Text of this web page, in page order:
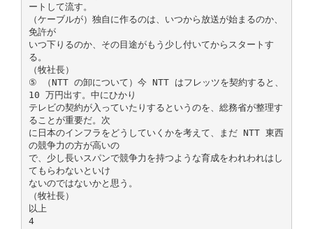
ートして流す。
（ケーブルが）独自に作るのは、いつから放送が始まるのか、
免許が
いつ下りるのか、その目途がもう少し付いてからスタートす
る。
（牧社長）
⑤ （NTT の卸について）今 NTT はフレッツを契約すると、
10 万円出す。中にひかり
テレビの契約が入っていたりするというのを、総務省が整理す
ることが重要だ。次
に日本のインフラをどうしていくかを考えて、まだ NTT 東西
の競争力の方が高いの
で、少し長いスパンで競争力を持つような育成をわれわれはし
てもらわないといけ
ないのではないかと思う。
（牧社長）
以上
4